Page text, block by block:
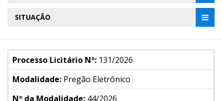
SITUAÇÃO
Processo Licitário Nº: 131/2026
Modalidade: Pregão Eletrônico
Nº da Modalidade: 44/2026